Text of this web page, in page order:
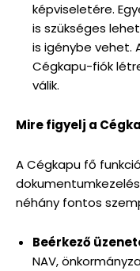
képviseletére.
is szükséges
is igénybe vehet.
Cégkapu-fiók
válik.
Mire figyelj a
A Cégkapu fő
néhány fontos
Beérkező
NAV,